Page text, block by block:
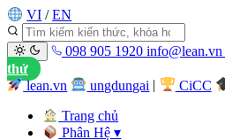
VI / EN
098 905 1920 info@lean.vn
thử
lean.vn
ungdungai CiCC
Trang chủ
Phân Hệ▾